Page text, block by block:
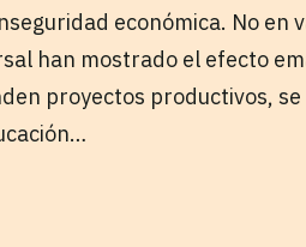
económica. No en
han mostrado el efecto
proyectos productivos,